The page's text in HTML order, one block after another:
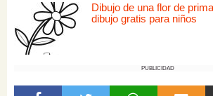
Dibujo de una flor de
dibujo gratis para niños
PUBLICIDAD